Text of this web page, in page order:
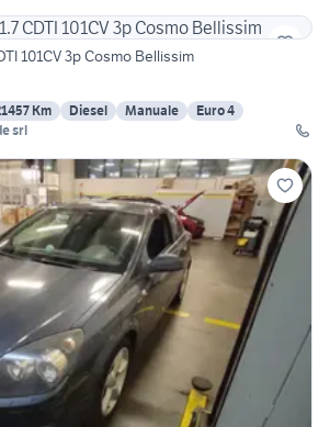
101CV 3p Cosmo Bellissim
Km Diesel Manuale
Euro 4
srl